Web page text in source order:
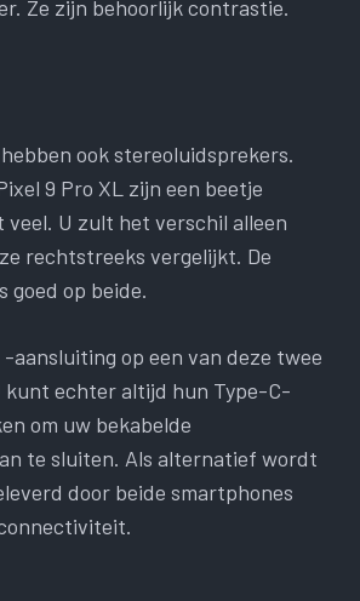
Ze zijn behoorlijk contrastie.
ook stereoluidsprekers.
9 Pro XL zijn een beetje
veel. U zult het verschil alleen
rechtstreeks vergelijkt. De
goed op beide.
-aansluiting op een van deze twee
kunt echter altijd hun Type-C-
om uw bekabelde
te sluiten. Als alternatief wordt
door beide smartphones